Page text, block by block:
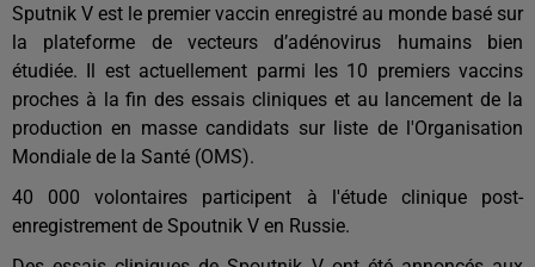
Sputnik V est le premier vaccin enregistré au monde basé sur
la plateforme de vecteurs d’adénovirus humains bien
étudiée. Il est actuellement parmi les 10 premiers vaccins
proches à la fin des essais cliniques et au lancement de la
production en masse candidats sur liste de l'Organisation
Mondiale de la Santé (OMS).
40 000 volontaires participent à l'étude clinique post-
enregistrement de Spoutnik V en Russie.